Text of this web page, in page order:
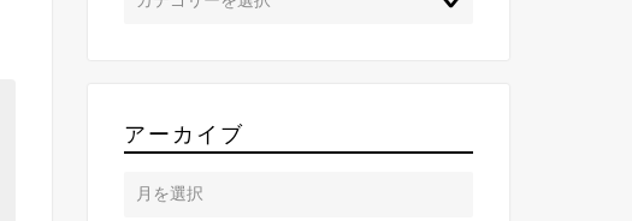
アーカイブ